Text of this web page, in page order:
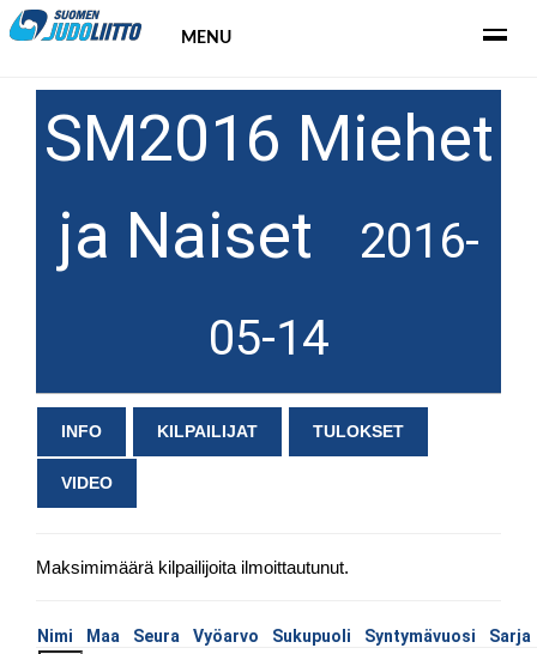
MENU
SM2016 Miehet
ja Naiset
2016-
05-14
INFO KILPAILIJAT TULOKSET
VIDEO
Maksimimäärä kilpailijoita ilmoittautunut.
Nimi Maa Seura Vyöarvo Sukupuoli Syntymävuosi Sarja